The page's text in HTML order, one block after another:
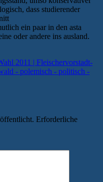
dass studierender
ein paar in den asta
oder andere ins ausland.
2011 | Fleischervorstadt-
- polemisch - politisch -
Erforderliche